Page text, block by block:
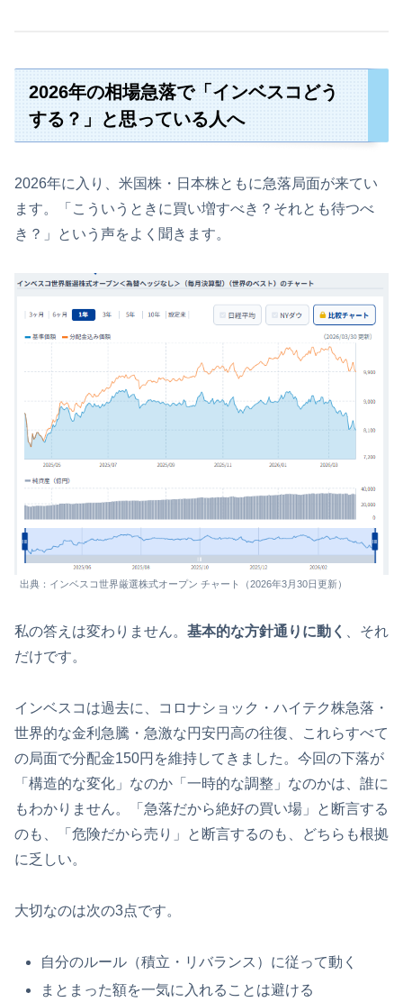
2026年の相場急落で「インベスコどう
する？」と思っている人へ
2026年に入り、米国株・日本株ともに急落局面が来てい
ます。「こういうときに買い増すべき？それとも待つべ
き？」という声をよく聞きます。
出典：インベスコ世界厳選株式オープン チャート（2026年3月30日更新）
私の答えは変わりません。 基本的な方針通りに動く
、それ
だけです。
インベスコは過去に、コロナショック・ハイテク株急落・
世界的な金利急騰・急激な円安円高の往復、これらすべて
の局面で分配金150円を維持してきました。今回の下落が
「構造的な変化」なのか「一時的な調整」なのかは、誰に
もわかりません。「急落だから絶好の買い場」と断言する
のも、「危険だから売り」と断言するのも、どちらも根拠
に乏しい。
大切なのは次の3点です。
自分のルール（積立・リバランス）に従って動く
まとまった額を一気に入れることは避ける